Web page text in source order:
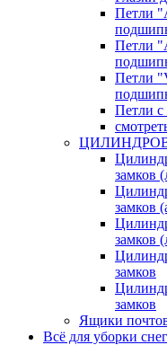
Петли
Петли
Петли
Петли
замков
замков
замков
замков
замков
Ящики
Всё для уборки